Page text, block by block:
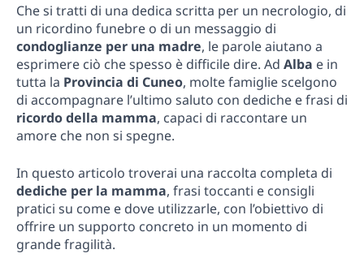
Che si tratti di una dedica scritta per un necrologio, di
un ricordino funebre o di un messaggio di
condoglianze per una madre, le parole aiutano a
esprimere ciò che spesso è difficile dire. Ad Alba e in
tutta la Provincia di Cuneo, molte famiglie scelgono
di accompagnare l’ultimo saluto con dediche e frasi di
ricordo della mamma, capaci di raccontare un
amore che non si spegne.
In questo articolo troverai una raccolta completa di
dediche per la mamma, frasi toccanti e consigli
pratici su come e dove utilizzarle, con l’obiettivo di
offrire un supporto concreto in un momento di
grande fragilità.